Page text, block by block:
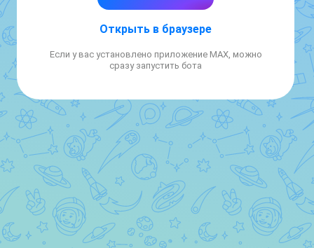
Открыть в браузере
Если у вас установлено приложение MAX, можно
сразу запустить бота